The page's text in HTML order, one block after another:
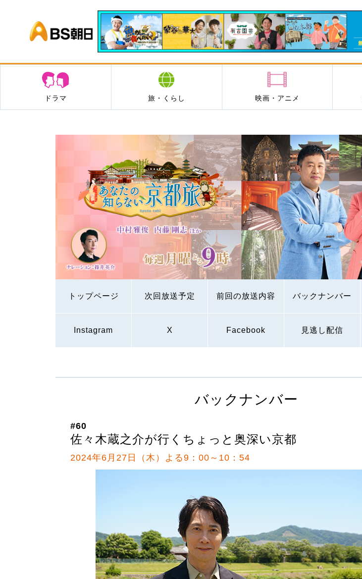
BS朝日
ドラマ 旅・くらし 映画・アニメ
トップページ 次回放送予定 前回の放送内容 バックナンバー
Instagram X Facebook 見逃し配信
バックナンバー
#60
佐々木蔵之介が行くちょっと奥深い京都
2024年6月27日（木）よる9：00～10：54